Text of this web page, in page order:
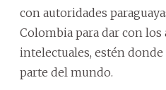
con autoridades
Colombia para dar con los
intelectuales, estén
parte del mundo.